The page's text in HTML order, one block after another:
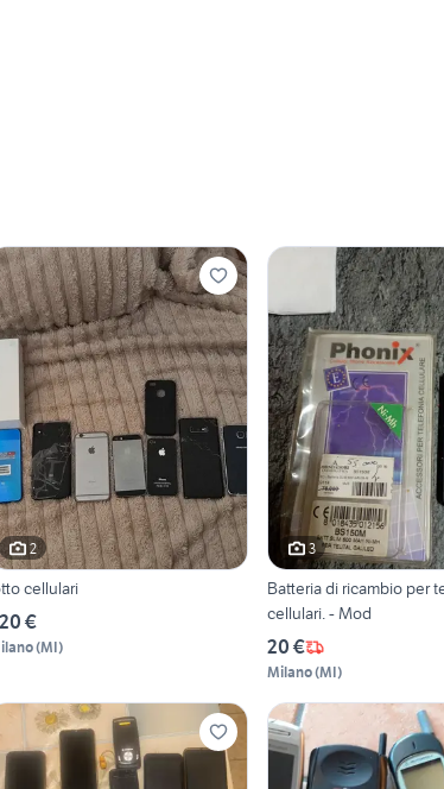
2
cellulari
€
(MI)
3
Batteria di ricambio per
cellulari. - Mod
20 €
Milano(MI)